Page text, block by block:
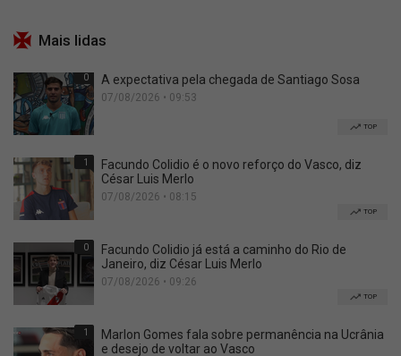
Mais lidas
0 A expectativa pela chegada de Santiago Sosa
07/08/2026 • 09:53
TOP
1
Facundo Colidio é o novo reforço do Vasco, diz
César Luis Merlo
07/08/2026 • 08:15
TOP
0
Facundo Colidio já está a caminho do Rio de
Janeiro, diz César Luis Merlo
07/08/2026 • 09:26
TOP
1
Marlon Gomes fala sobre permanência na Ucrânia
e desejo de voltar ao Vasco